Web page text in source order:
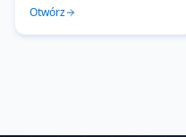
Otwórz